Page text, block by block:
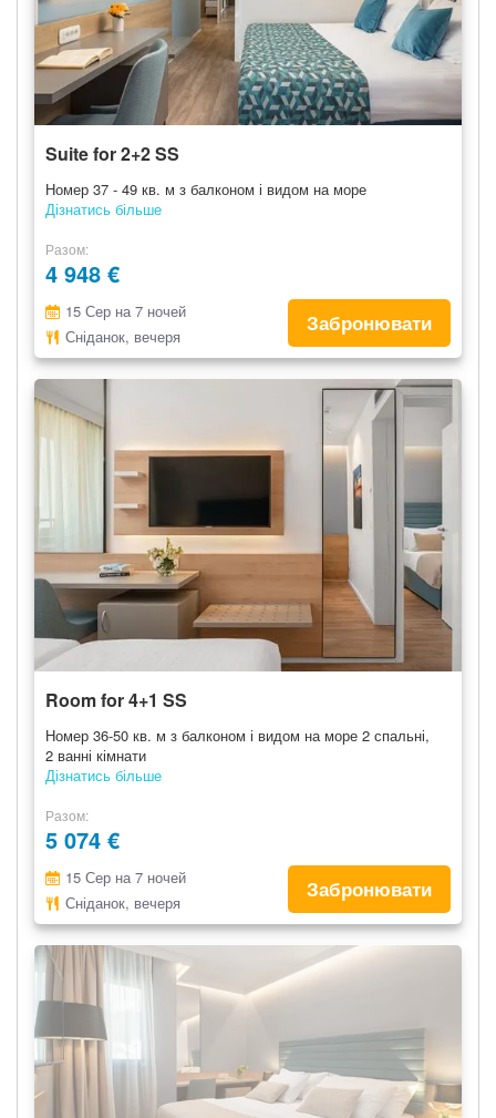
Suite for 2+2 SS
Номер 37 - 49 кв. м з балконом і видом на море
Дізнатись більше
Разом
4 948 €
15 Сер на 7 ночей
Сніданок, вечеря
Забронювати
Room for 4+1 SS
Номер 36-50 кв. м з балконом і видом на море 2 спальні,
2 ванні кімнати
Дізнатись більше
Разом
5 074 €
15 Сер на 7 ночей
Сніданок, вечеря
Забронювати